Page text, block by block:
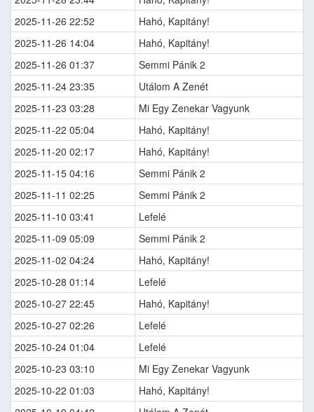
2025-11-26 22:52
Hahó, Kapitány!
2025-11-26 14:04
Hahó, Kapitány!
2025-11-26 01:37
Semmi Pánik 2
2025-11-24 23:35
Utálom A Zenét
2025-11-23 03:28
Mi Egy Zenekar Vagyunk
2025-11-22 05:04
Hahó, Kapitány!
2025-11-20 02:17
Hahó, Kapitány!
2025-11-15 04:16
Semmi Pánik 2
2025-11-11 02:25
Semmi Pánik 2
2025-11-10 03:41
Lefelé
2025-11-09 05:09
Semmi Pánik 2
2025-11-02 04:24
Hahó, Kapitány!
2025-10-28 01:14
Lefelé
2025-10-27 22:45
Hahó, Kapitány!
2025-10-27 02:26
Lefelé
2025-10-24 01:04
Lefelé
2025-10-23 03:10
Mi Egy Zenekar Vagyunk
2025-10-22 01:03
Hahó, Kapitány!